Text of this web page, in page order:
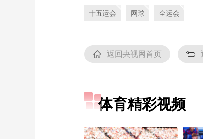
十五运会 网球 全运会
返回央视网首页
体育精彩视频